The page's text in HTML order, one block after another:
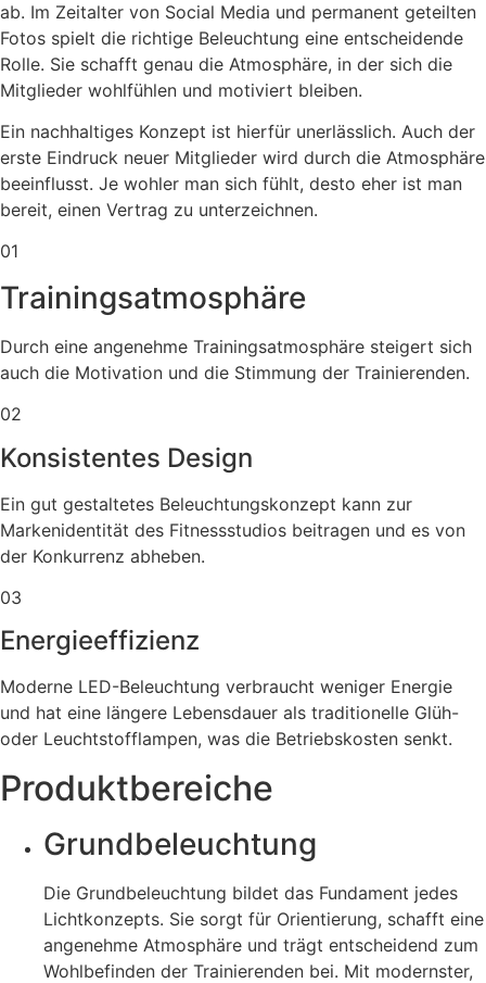
ab. Im Zeitalter von Social Media und permanent geteilten
Fotos spielt die richtige Beleuchtung eine entscheidende
Rolle. Sie schafft genau die Atmosphäre, in der sich die
Mitglieder wohlfühlen und motiviert bleiben.
Ein nachhaltiges Konzept ist hierfür unerlässlich. Auch der
erste Eindruck neuer Mitglieder wird durch die Atmosphäre
beeinflusst. Je wohler man sich fühlt, desto eher ist man
bereit, einen Vertrag zu unterzeichnen.
01
Trainingsatmosphäre
Durch eine angenehme Trainingsatmosphäre steigert sich
auch die Motivation und die Stimmung der Trainierenden.
02
Konsistentes Design
Ein gut gestaltetes Beleuchtungskonzept kann zur
Markenidentität des Fitnessstudios beitragen und es von
der Konkurrenz abheben.
03
Energieeffizienz
Moderne LED-Beleuchtung verbraucht weniger Energie
und hat eine längere Lebensdauer als traditionelle Glüh-
oder Leuchtstofflampen, was die Betriebskosten senkt.
Produktbereiche
Grundbeleuchtung
Die Grundbeleuchtung bildet das Fundament jedes
Lichtkonzepts. Sie sorgt für Orientierung, schafft eine
angenehme Atmosphäre und trägt entscheidend zum
Wohlbefinden der Trainierenden bei. Mit modernster,